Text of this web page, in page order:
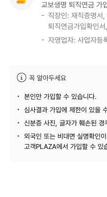
교보생명 퇴직연금 가
직장인: 재직증명서
퇴직연금가입확인
자영업자: 사업자등
꼭 알아두세요
본인만 가입할 수 있습니다.
심사결과 가입에 제한이 있을
신분증 사진, 글자가 훼손된
외국인 또는 비대면 실명확인
고객PLAZA에서 가입할 수 있